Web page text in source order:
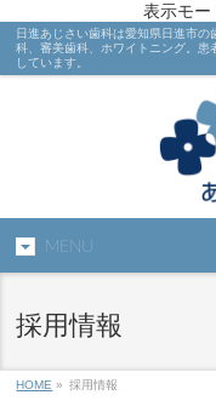
表示モー
日進あじさい歯科は愛知県日進市
科、審美歯科、ホワイトニング。
しています。
MENU
採用情報
HOME » 採用情報